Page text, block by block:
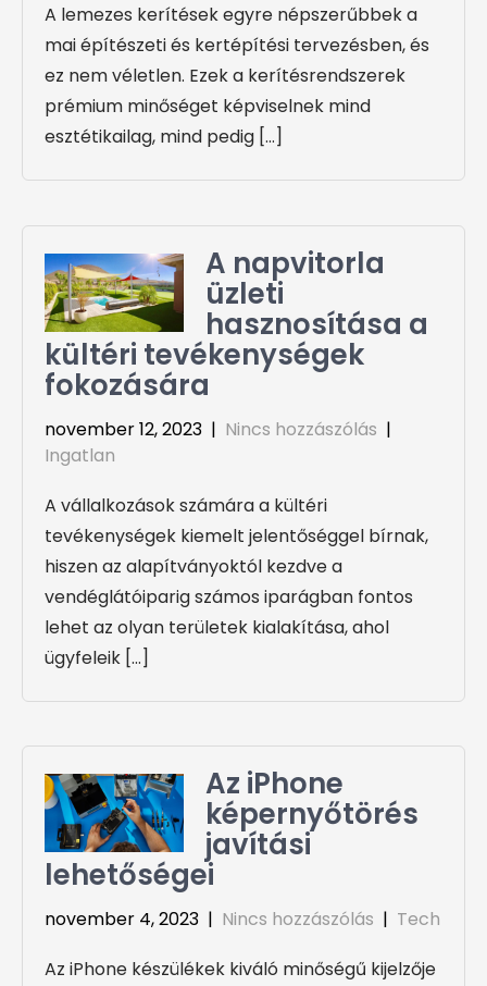
A lemezes kerítések egyre népszerűbbek a
mai építészeti és kertépítési tervezésben, és
ez nem véletlen. Ezek a kerítésrendszerek
prémium minőséget képviselnek mind
esztétikailag, mind pedig […]
A napvitorla
üzleti
hasznosítása a
kültéri tevékenységek
fokozására
november 12, 2023 | Nincs hozzászólás |
Ingatlan
A vállalkozások számára a kültéri
tevékenységek kiemelt jelentőséggel bírnak,
hiszen az alapítványoktól kezdve a
vendéglátóiparig számos iparágban fontos
lehet az olyan területek kialakítása, ahol
ügyfeleik […]
Az iPhone
képernyőtörés
javítási
lehetőségei
november 4, 2023 | Nincs hozzászólás | Tech
Az iPhone készülékek kiváló minőségű kijelzője